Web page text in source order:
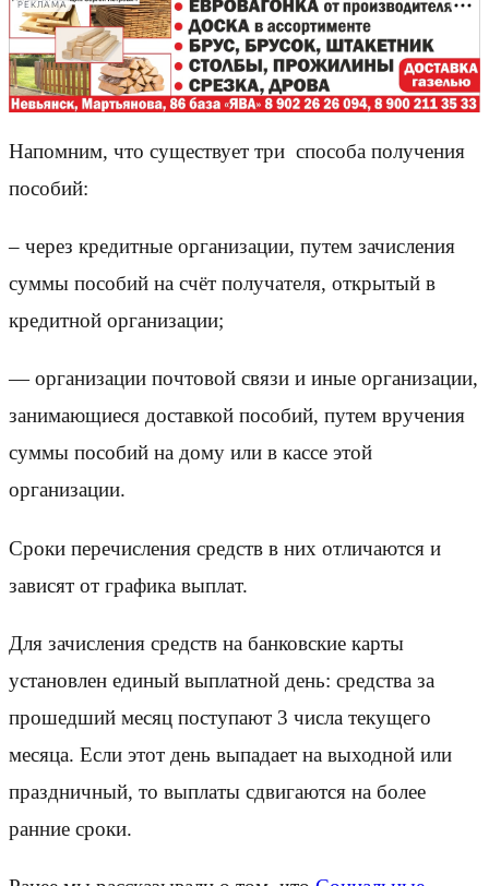
РЕКЛАМА
Напомним, что существует три способа получения
пособий:
– через кредитные организации, путем зачисления
суммы пособий на счёт получателя, открытый в
кредитной организации;
— организации почтовой связи и иные организации,
занимающиеся доставкой пособий, путем вручения
суммы пособий на дому или в кассе этой
организации.
Сроки перечисления средств в них отличаются и
зависят от графика выплат.
Для зачисления средств на банковские карты
установлен единый выплатной день: средства за
прошедший месяц поступают 3 числа текущего
месяца. Если этот день выпадает на выходной или
праздничный, то выплаты сдвигаются на более
ранние сроки.